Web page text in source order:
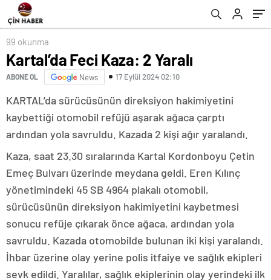
99 okunma
Kartal’da Feci Kaza: 2 Yaralı
ABONE OL News 17 Eylül 2024 02:10
KARTAL’da sürücüsünün direksiyon hakimiyetini
kaybettiği otomobil refüjü aşarak ağaca çarptı
ardından yola savruldu. Kazada 2 kişi ağır yaralandı.
Kaza, saat 23.30 sıralarında Kartal Kordonboyu Çetin
Emeç Bulvarı üzerinde meydana geldi. Eren Kılınç
yönetimindeki 45 SB 4964 plakalı otomobil,
sürücüsünün direksiyon hakimiyetini kaybetmesi
sonucu refüje çıkarak önce ağaca, ardından yola
savruldu. Kazada otomobilde bulunan iki kişi yaralandı.
İhbar üzerine olay yerine polis itfaiye ve sağlık ekipleri
sevk edildi. Yaralılar, sağlık ekiplerinin olay yerindeki ilk